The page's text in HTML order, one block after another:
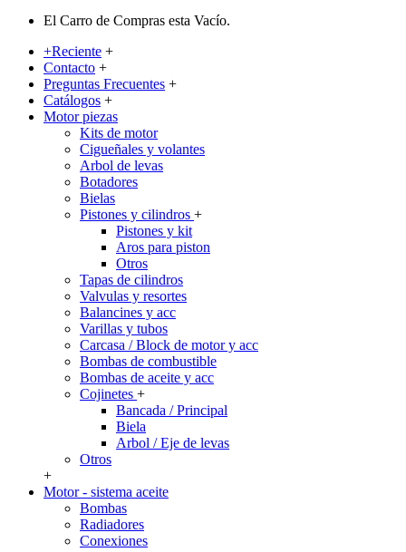
El Carro de Compras esta Vacío.
+Reciente +
Contacto +
Preguntas Frecuentes +
Catálogos +
Motor piezas
Kits de motor
Cigueñales y volantes
Arbol de levas
Botadores
Bielas
Pistones y cilindros +
Pistones y kit
Aros para piston
Otros
Tapas de cilindros
Valvulas y resortes
Balancines y acc
Varillas y tubos
Carcasa / Block de motor y acc
Bombas de combustible
Bombas de aceite y acc
Cojinetes +
Bancada / Principal
Biela
Arbol / Eje de levas
Otros
+
Motor - sistema aceite
Bombas
Radiadores
Conexiones